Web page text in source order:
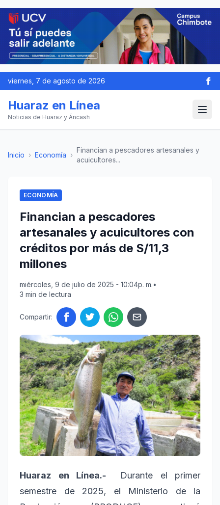
viernes, 7 de agosto de 2026
Huaraz en Línea
Noticias de Huaraz y Áncash
Inicio › Economía ›
Financian a pescadores artesanales y
acuicultores...
ECONOMÍA
Financian a pescadores
artesanales y acuicultores con
créditos por más de S/11,3
millones
miércoles, 9 de julio de 2025 - 10:04p. m.•
3 min de lectura
Compartir:
Huaraz en Línea.- Durante el primer
semestre de 2025, el Ministerio de la